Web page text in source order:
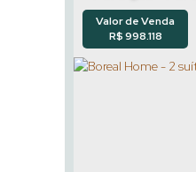
R$998.118
Valor de Venda